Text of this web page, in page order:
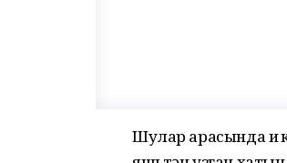
Шулар арасында иң